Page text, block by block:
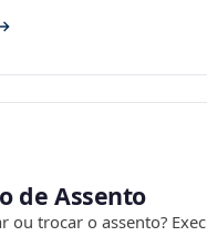
de Assento
ou trocar o assento?